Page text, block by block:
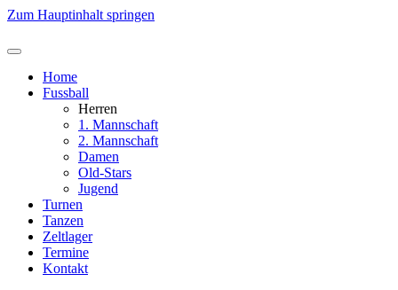
Zum Hauptinhalt springen
Home
Fussball
Herren
1. Mannschaft
2. Mannschaft
Damen
Old-Stars
Jugend
Turnen
Tanzen
Zeltlager
Termine
Kontakt